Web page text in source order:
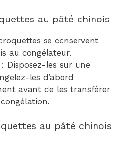
au pâté chinois
se conservent
au congélateur.
: Disposez-les sur une
les d’abord
avant de les transférer
au pâté chinois